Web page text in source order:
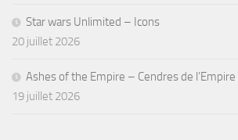
Star wars Unlimited – Icons
20 juillet 2026
Ashes of the Empire – Cendres de l’Empire
19 juillet 2026